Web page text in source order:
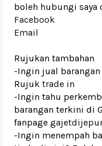
boleh hubungi saya
Facebook
Email
Rujukan tambahan
-Ingin jual
Rujuk trade in
-Ingin tahu
barangan terkini di
fanpage
-Ingin menempah